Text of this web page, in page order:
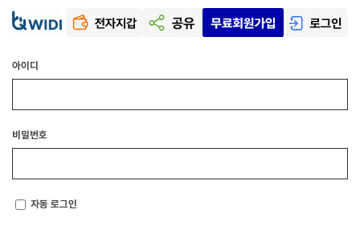
아이디
비밀번호
자동 로그인